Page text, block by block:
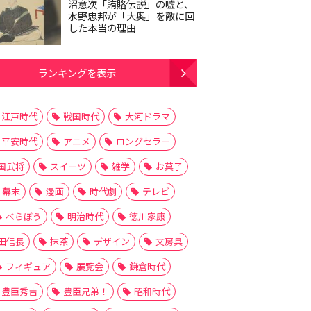
沼意次「賄賂伝説」の嘘と、
水野忠邦が「大奥」を敵に回
した本当の理由
ランキングを表示
江戸時代 戦国時代
大河ドラマ
平安時代
アニメ
ロングセラー
武将
スイーツ 雑学
お菓子
幕末
漫画 時代劇
テレビ
べらぼう
明治時代
徳川家康
信長
抹茶 デザイン
文房具
フィギュア
展覧会
鎌倉時代
豊臣秀吉
豊臣兄弟！
昭和時代